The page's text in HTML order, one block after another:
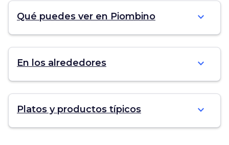
Qué puedes ver en Piombino expand_more
En los alrededores expand_more
Platos y productos típicos expand_more